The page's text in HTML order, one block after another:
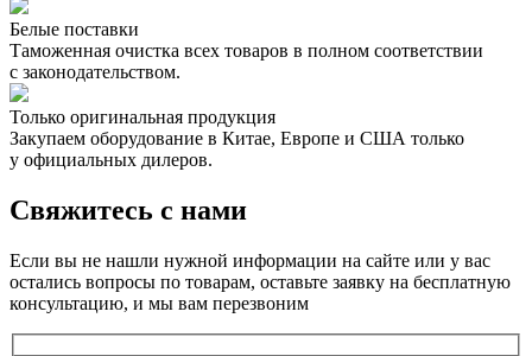
Белые поставки
Таможенная очистка всех товаров в полном соответствии
с законодательством.
Только оригинальная продукция
Закупаем оборудование в Китае, Европе и США только
у официальных дилеров.
Свяжитесь с нами
Если вы не нашли нужной информации на сайте или у вас
остались вопросы по товарам, оставьте заявку на бесплатную
консультацию, и мы вам перезвоним